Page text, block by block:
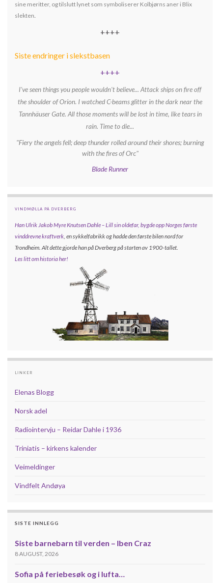
sine meritter, og tilslutt lynet som symboliserer Kolbjørns aner i Blix
slekten.
++++
Siste endringer i slekstbasen
++++
I've seen things you people wouldn't believe... Attack ships on fire off
the shoulder of Orion. I watched C-beams glitter in the dark near the
Tannhäuser Gate. All those moments will be lost in time, like tears in
rain. Time to die...
"Fiery the angels fell; deep thunder rolled around their shores; burning
with the fires of Orc"
Blade Runner
VINDMØLLA PÅ DVERBERG
Han Ulrik Jakob Myre Knutsen Dahle – Lill sin oldefar, bygde oppNorges første
vinddrevne kraftverk, en sykkelfabrikk og hadde den første bilen nord for
Trondheim. Alt dette gjorde han på Dverberg på starten av 1900-tallet.
Les litt om historia her!
LINKER
Elenas Blogg
Norsk adel
Radiointervju – Reidar Dahle i 1936
Triniatis – kirkens kalender
Veimeldinger
Vindfelt Andøya
SISTE INNLEGG
Siste barnebarn til verden – Iben Craz
8 AUGUST, 2026
Sofia på feriebesøk og i lufta…